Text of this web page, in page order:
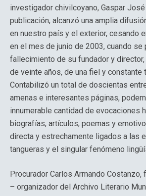
investigador chivilcoyano, Gaspar
publicación, alcanzó una amplia
en nuestro país y el exterior, cesando
en el mes de junio de 2003, cuando se
fallecimiento de su fundador y
de veinte años, de una fiel y constante
Contabilizó un total de doscientas
amenas e interesantes páginas,
innumerable cantidad de evocaciones
biografías, artículos, poemas y
directa y estrechamente ligados a las
tangueras y el singular fenómeno
Procurador Carlos Armando Costanzo,
– organizador del Archivo Literario